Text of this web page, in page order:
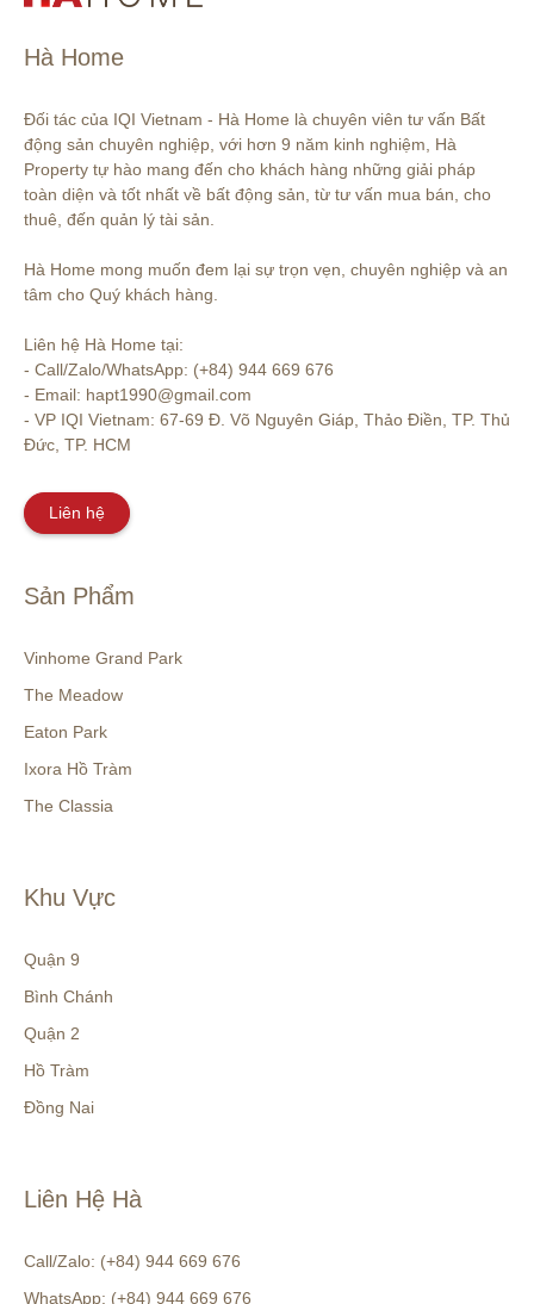
Hà Home
Đối tác của IQI Vietnam - Hà Home là chuyên viên tư vấn Bất
động sản chuyên nghiệp, với hơn 9 năm kinh nghiệm, Hà
Property tự hào mang đến cho khách hàng những giải pháp
toàn diện và tốt nhất về bất động sản, từ tư vấn mua bán, cho
thuê, đến quản lý tài sản.
Hà Home mong muốn đem lại sự trọn vẹn, chuyên nghiệp và an
tâm cho Quý khách hàng.
Liên hệ Hà Home tại:
- Call/Zalo/WhatsApp: (+84) 944 669 676
- Email: hapt1990@gmail.com
- VP IQI Vietnam: 67-69 Đ. Võ Nguyên Giáp, Thảo Điền, TP. Thủ
Đức, TP. HCM
Liên hệ
Sản Phẩm
Vinhome Grand Park
The Meadow
Eaton Park
Ixora Hồ Tràm
The Classia
Khu Vực
Quận 9
Bình Chánh
Quận 2
Hồ Tràm
Đồng Nai
Liên Hệ Hà
Call/Zalo: (+84) 944 669 676
WhatsApp: (+84) 944 669 676